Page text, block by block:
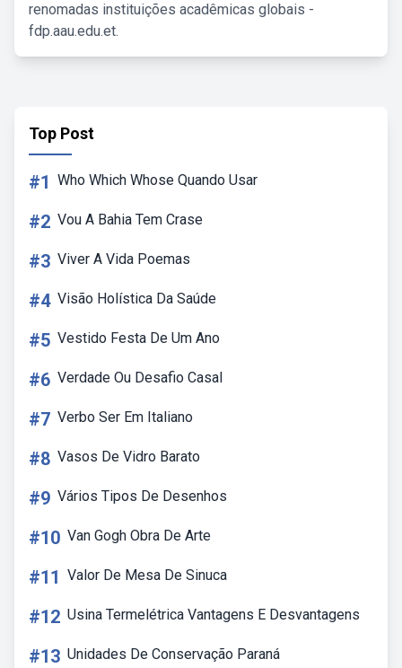
renomadas instituições acadêmicas globais -
fdp.aau.edu.et.
Top Post
#1 Who Which Whose Quando Usar
#2 Vou A Bahia Tem Crase
#3 Viver A Vida Poemas
#4 Visão Holística Da Saúde
#5 Vestido Festa De Um Ano
#6 Verdade Ou Desafio Casal
#7 Verbo Ser Em Italiano
#8 Vasos De Vidro Barato
#9 Vários Tipos De Desenhos
#10 Van Gogh Obra De Arte
#11 Valor De Mesa De Sinuca
#12 Usina Termelétrica Vantagens E Desvantagens
#13 Unidades De Conservação Paraná